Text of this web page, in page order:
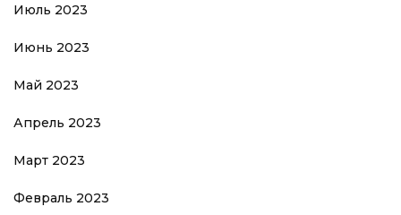
Июль 2023
Июнь 2023
Май 2023
Апрель 2023
Март 2023
Февраль 2023